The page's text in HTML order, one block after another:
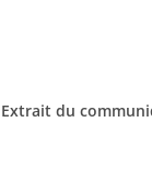
Extrait du